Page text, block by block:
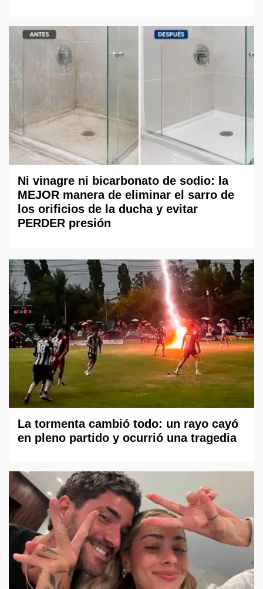
Ni vinagre ni bicarbonato de sodio: la
MEJOR manera de eliminar el sarro de
los orificios de la ducha y evitar
PERDER presión
La tormenta cambió todo: un rayo cayó
en pleno partido y ocurrió una tragedia